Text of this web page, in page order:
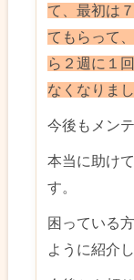
て、最初は
てもらって
ら２週に１
なくなりま
今後もメン
本当に助け
す。
困っている
ように紹介